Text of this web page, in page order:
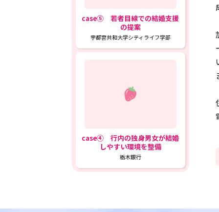
case⑤ 若者目線での結婚支援
の提案
宇都宮共和大学シティライフ学部
case④ 行内の独身男女が結婚
しやすい環境を整備
栃木銀行